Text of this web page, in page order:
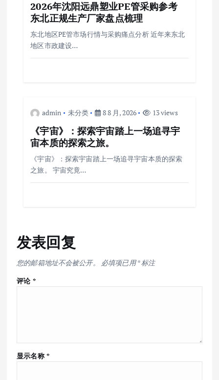
2026年沈阳远鼎塑业PE管采购参考
东北正规生产厂家盘点梳理
东北地区PE管市场行情与采购痛点分析 近年来东北
地区市政建设…
admin 未分类 8 8 月, 2026 13 views
《宇宙》：探索宇宙踏上一场追寻宇
宙本质的探索之旅。
《宇宙》：探索宇宙踏上一场追寻宇宙本质的探索
之旅。 宇宙究竟…
发表回复
您的邮箱地址不会被公开。 必填项已用*标注
评论 *
显示名称 *